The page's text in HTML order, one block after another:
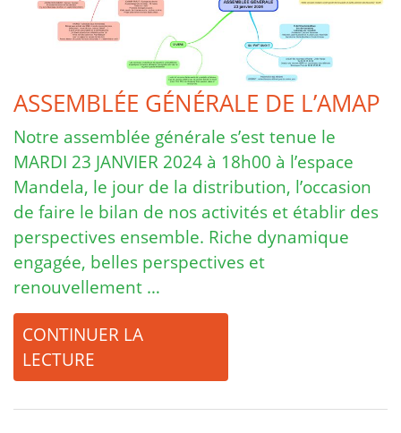
ASSEMBLÉE GÉNÉRALE DE L’AMAP
Notre assemblée générale s’est tenue le
MARDI 23 JANVIER 2024 à 18h00 à l’espace
Mandela, le jour de la distribution, l’occasion
de faire le bilan de nos activités et établir des
perspectives ensemble. Riche dynamique
engagée, belles perspectives et
renouvellement …
CONTINUER LA
LECTURE